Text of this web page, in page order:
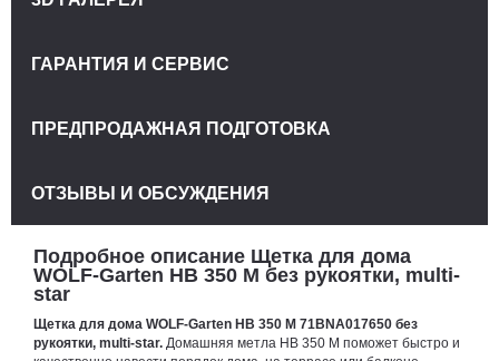
Подробное описание Щетка для дома
WOLF-Garten HB 350 M без рукоятки, multi-
star
Щетка для дома WOLF-Garten HB 350 M 71BNA017650 без
рукоятки, multi-star. Домашняя метла HB 350 M поможет быстро и
ГАРАНТИЯ И СЕРВИС
ПРЕДПРОДАЖНАЯ ПОДГОТОВКА
ОТЗЫВЫ И ОБСУЖДЕНИЯ